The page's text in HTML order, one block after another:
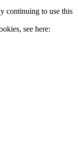
continuing to use this
see here: